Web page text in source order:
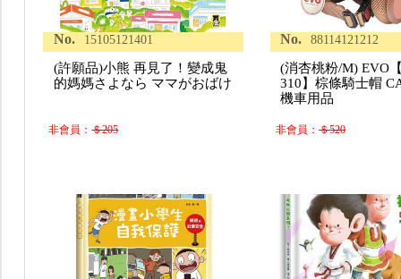
No. 15105121401
(許願品)小熊 再見了！變成鬼
的媽媽さよなら ママがおばけ
非會員：＄205
No. 88114121212
(消杏桃粉/M) EVO
310】棕條騎士帽
機車用品
非會員： ＄520